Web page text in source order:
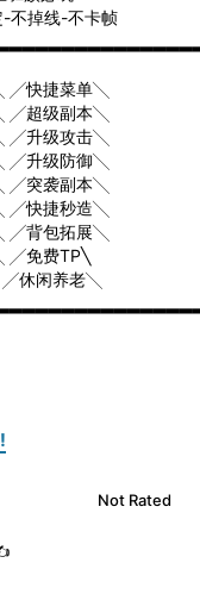
不掉线-不卡帧
╱快捷菜单╲
╱超级副本╲
╱升级攻击╲
╱升级防御╲
╱突袭副本╲
╱快捷秒造╲
╱背包拓展╲
╱免费TP╲
休闲养老╲
Not Rated